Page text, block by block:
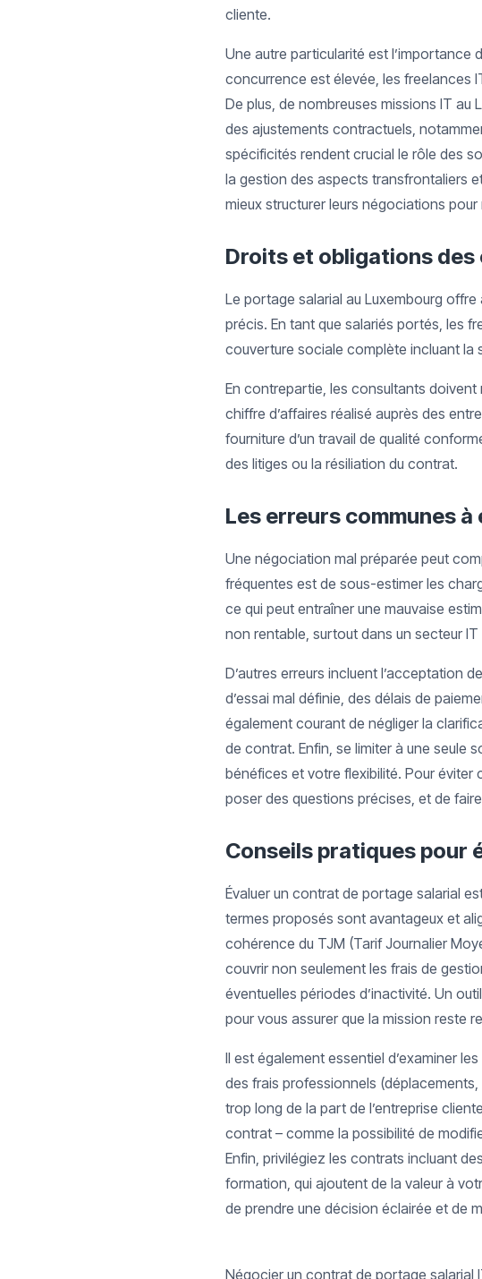
cliente.
Une autre particularité est
concurrence est élevée, les freelances
De plus, de nombreuses missions IT au
des ajustements contractuels,
spécificités rendent crucial le rôle des
la gestion des aspects transfrontaliers
mieux structurer leurs négociations
Droits et obligations
Le portage salarial au Luxembourg
précis. En tant que salariés portés, les
couverture sociale complète incluant la
En contrepartie, les consultants
chiffre d’affaires réalisé auprès des
fourniture d’un travail de qualité
des litiges ou la résiliation du contrat.
Les erreurs communes
Une négociation mal préparée peut
fréquentes est de sous-estimer les
ce qui peut entraîner une mauvaise
non rentable, surtout dans un secteur
D’autres erreurs incluent l’acceptation
d’essai mal définie, des délais de
également courant de négliger la
de contrat. Enfin, se limiter à une seule
bénéfices et votre flexibilité. Pour
poser des questions précises, et de
Conseils pratiques pour
Évaluer un contrat de portage salarial
termes proposés sont avantageux et
cohérence du TJM (Tarif Journalier
couvrir non seulement les frais de
éventuelles périodes d’inactivité. Un
pour vous assurer que la mission reste
Il est également essentiel d’examiner
des frais professionnels
trop long de la part de l’entreprise
contrat – comme la possibilité de
Enfin, privilégiez les contrats incluant
formation, qui ajoutent de la valeur à
de prendre une décision éclairée et de
Négocier un contrat de portage salarial